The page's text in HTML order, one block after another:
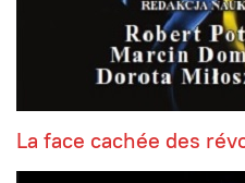
La face cachée des